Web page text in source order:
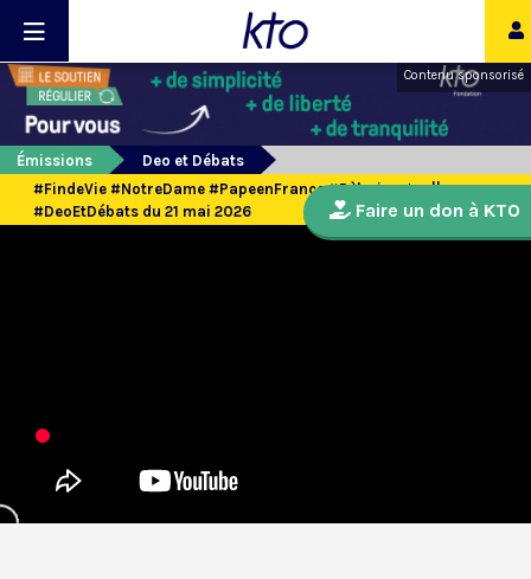
Contenu sponsorisé
Émissions
Deo et Débats
#FindeVie #NotreDame #PapeenFrance #Pèlerinages ||
#DeoEtDébats du 21 mai 2026
Faire un don à KTO